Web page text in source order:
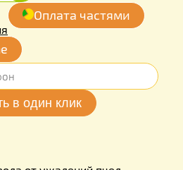
Оплата частями